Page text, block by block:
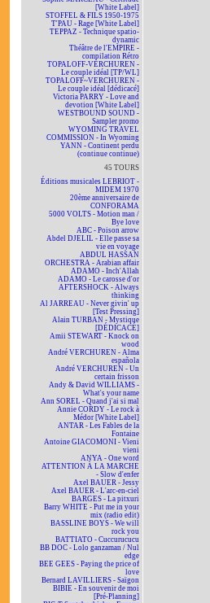
[White Label]
STOFFEL & FILS 1950-1975
T'PAU - Rage [White Label]
TEPPAZ - Technique spatio-
dynamic
Théâtre de l'EMPIRE -
compilation Rétro
TOPALOFF-VERCHUREN -
Le couple idéal [TP/WL]
TOPALOFF~VERCHUREN -
Le couple idéal [dédicacé]
Victoria PARRY - Love and
devotion [White Label]
WESTBOUND SOUND -
Sampler promo
WYOMING TRAVEL
COMMISSION - In Wyoming
YANN - Continent perdu
(continue continue)
45 TOURS
Éditions musicales LEBRIOT -
MIDEM 1970
20ème anniversaire de
CONFORAMA
5000 VOLTS - Motion man /
Bye love
ABC - Poison arrow
Abdel DJELIL - Elle passe sa
vie en voyage
ABDUL HASSAN
ORCHESTRA - Arabian affair
ADAMO - Inch'Allah
ADAMO - Le carosse d'or
AFTERSHOCK - Always
thinking
Al JARREAU - Never givin' up
[Test Pressing]
Alain TURBAN - Mystique
[DÉDICACÉ]
Amii STEWART - Knock on
wood
André VERCHUREN - Alma
española
André VERCHUREN - Un
certain frisson
Andy & David WILLIAMS -
What's your name
Ann SOREL - Quand j'ai si mal
Annie CORDY - Le rock à
Médor [White Label]
ANTAR - Les Fables de la
Fontaine
Antoine GIACOMONI - Vieni
vieni
ANYA - One word
ATTENTION À LA MARCHE
- Slow d'enfer
Axel BAUER - Jessy
Axel BAUER - L'arc-en-ciel
BARGES - La pitxuri
Barry WHITE - Put me in your
mix (radio edit)
BASSLINE BOYS - We will
rock you
BATTIATO - Cuccurucucu
BB DOC - Lolo ganzaman / Nul
edge
BEE GEES - Paying the price of
love
Bernard LAVILLIERS - Saïgon
BIBIE - En souvenir de moi
[Pré-Planning]